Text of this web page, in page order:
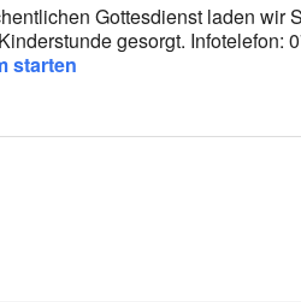
Gottesdienst laden wir
gesorgt. Infotelefon:
starten